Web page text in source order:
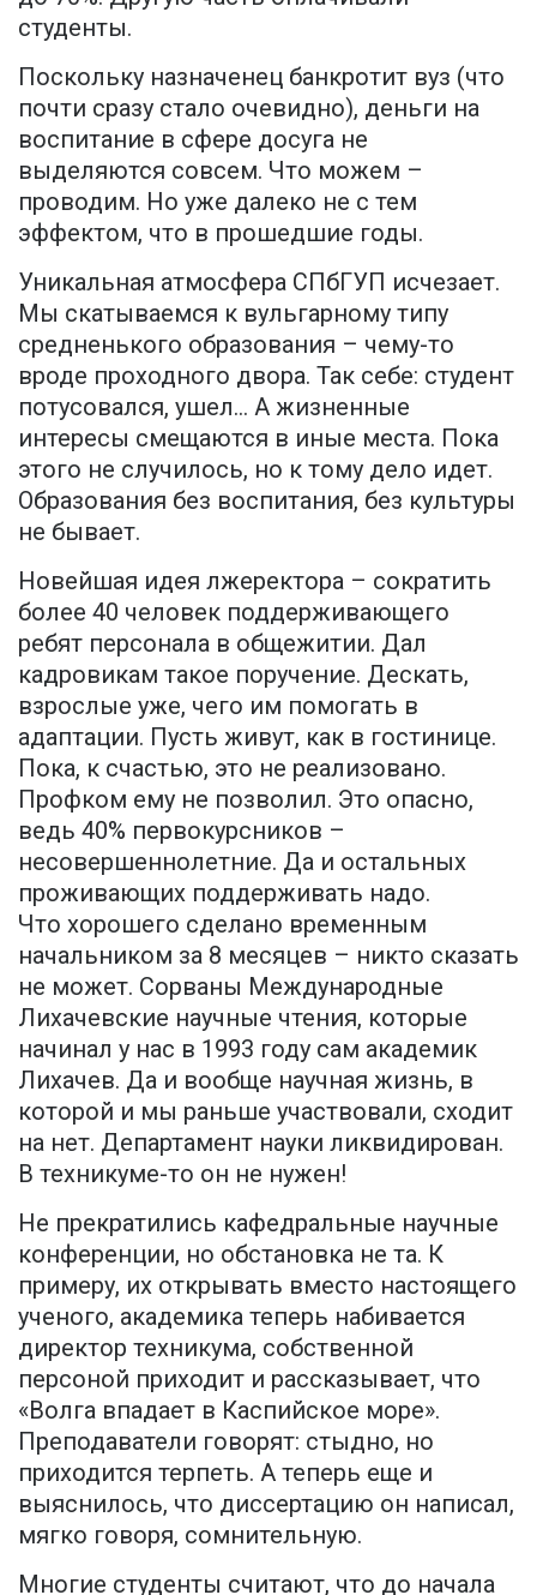
студенты.
Поскольку назначенец банкротит вуз (что
почти сразу стало очевидно), деньги на
воспитание в сфере досуга не
выделяются совсем. Что можем –
проводим. Но уже далеко не с тем
эффектом, что в прошедшие годы.
Уникальная атмосфера СПбГУП исчезает.
Мы скатываемся к вульгарному типу
средненького образования – чему-то
вроде проходного двора. Так себе: студент
потусовался, ушел… А жизненные
интересы смещаются в иные места. Пока
этого не случилось, но к тому дело идет.
Образования без воспитания, без культуры
не бывает.
Новейшая идея лжеректора – сократить
более 40 человек поддерживающего
ребят персонала в общежитии. Дал
кадровикам такое поручение. Дескать,
взрослые уже, чего им помогать в
адаптации. Пусть живут, как в гостинице.
Пока, к счастью, это не реализовано.
Профком ему не позволил. Это опасно,
ведь 40% первокурсников –
несовершеннолетние. Да и остальных
проживающих поддерживать надо.
Что хорошего сделано временным
начальником за 8 месяцев – никто сказать
не может. Сорваны Международные
Лихачевские научные чтения, которые
начинал у нас в 1993 году сам академик
Лихачев. Да и вообще научная жизнь, в
которой и мы раньше участвовали, сходит
на нет. Департамент науки ликвидирован.
В техникуме-то он не нужен!
Не прекратились кафедральные научные
конференции, но обстановка не та. К
примеру, их открывать вместо настоящего
ученого, академика теперь набивается
директор техникума, собственной
персоной приходит и рассказывает, что
«Волга впадает в Каспийское море».
Преподаватели говорят: стыдно, но
приходится терпеть. А теперь еще и
выяснилось, что диссертацию он написал,
мягко говоря, сомнительную.
Многие студенты считают, что до начала